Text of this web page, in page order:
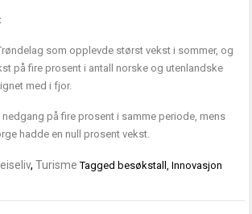
som opplevde størst vekst i sommer, og
på fire prosent i antall norske og utenlandske
med i fjor.
på fire prosent i samme periode, mens
hadde en null prosent vekst.
,Turisme Tagged besøkstall,Innovasjon